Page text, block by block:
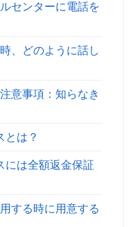
センターに電話を
、どのように話し
意事項：知らなき
とは？
には全額返金保証
する時に用意する